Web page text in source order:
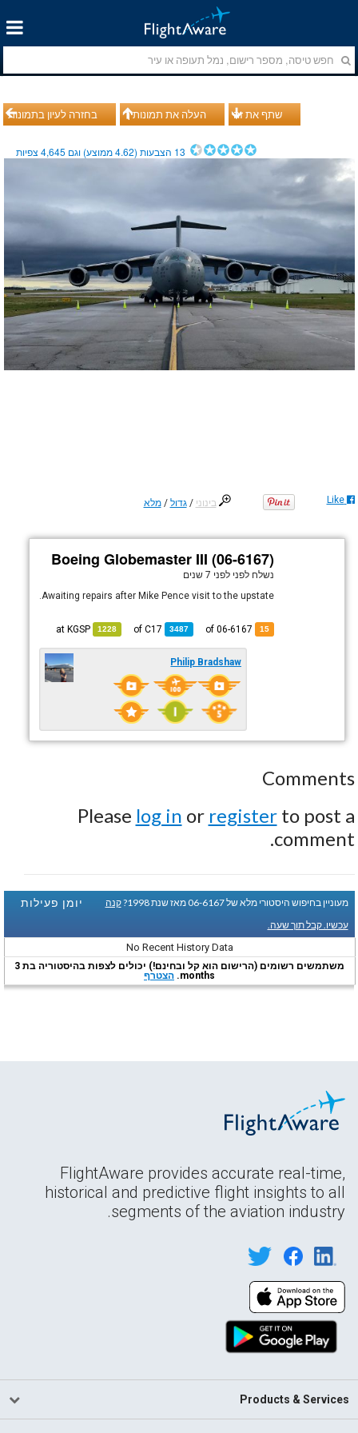
בחזרה לעיון בתמונות העלה את תמונותיך שתף את זה
13 הצבעות (4.62ממוצע) וגם 4,645צפיות
בינוני /גדול /מלא Like
Boeing Globemaster III (06-6167)
נשלח לפני לפני 7 שנים
Awaiting repairs after Mike Pence visit to the upstate.
15
3487
C17
1228
KGSP
Philip Bradshaw
Comments
Please log in or registerto post a
comment.
יומן פעילות מעוניין בחיפוש היסטורי מלא של 06-6167 מאז שנת 1998?
קנה
עכשיו. קבל תוך שעה.
No Recent History Data
משתמשים רשומים (הרישום הוא קל ובחינם!) יכולים לצפות בהיסטוריה בת 3
months. הצטרף
FlightAware provides accurate real-time,
historical and predictive flight insights to all
segments of the aviation industry.
Products & Services